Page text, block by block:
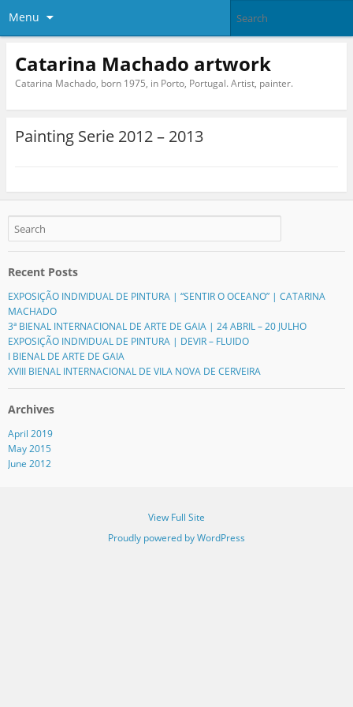
Menu
Catarina Machado artwork
Catarina Machado, born 1975, in Porto, Portugal. Artist, painter.
Painting Serie 2012 – 2013
Recent Posts
EXPOSIÇÃO INDIVIDUAL DE PINTURA | “SENTIR O OCEANO” | CATARINA
MACHADO
3ª BIENAL INTERNACIONAL DE ARTE DE GAIA | 24 ABRIL – 20 JULHO
EXPOSIÇÃO INDIVIDUAL DE PINTURA | DEVIR – FLUIDO
I BIENAL DE ARTE DE GAIA
XVIII BIENAL INTERNACIONAL DE VILA NOVA DE CERVEIRA
Archives
April 2019
May 2015
June 2012
View Full Site
Proudly powered by WordPress